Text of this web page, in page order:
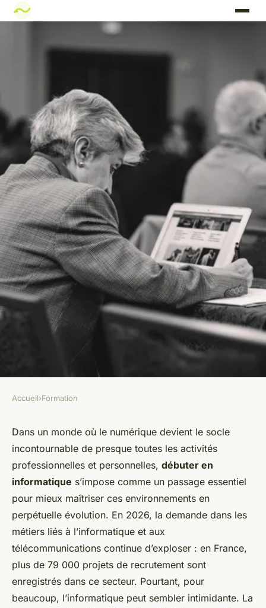
Formation en informatique :
les clés pour bien débuter
Victor•23 février 2026•13 min de lecture
Accueil›Formation
Dans un monde où le numérique devient le socle
incontournable de presque toutes les activités
professionnelles et personnelles, débuter en
informatique s’impose comme un passage essentiel
pour mieux maîtriser ces environnements en
perpétuelle évolution. En 2026, la demande dans les
métiers liés à l’informatique et aux
télécommunications continue d’exploser : en France,
plus de 79 000 projets de recrutement sont
enregistrés dans ce secteur. Pourtant, pour
beaucoup, l’informatique peut sembler intimidante. La